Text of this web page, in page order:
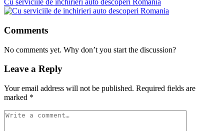
Cu serviciile de inchirieri auto descoperi Romania
Comments
No comments yet. Why don’t you start the discussion?
Leave a Reply
Your email address will not be published. Required fields are
marked *